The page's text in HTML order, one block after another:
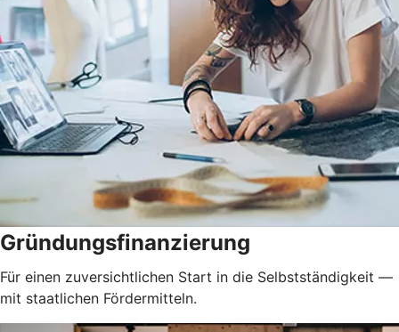
Gründungsfinanzierung
Für einen zuversichtlichen Start in die Selbstständigkeit —
mit staatlichen Fördermitteln.